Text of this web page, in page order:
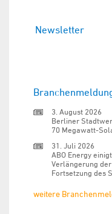
Newsletter
3. August 2026
Berliner
70 Megawatt-
31. Juli 2026
ABO Energy
Verlängerung
Fortsetzung des
weitere